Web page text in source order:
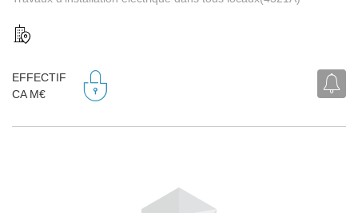
EFFECTIF
CA M€